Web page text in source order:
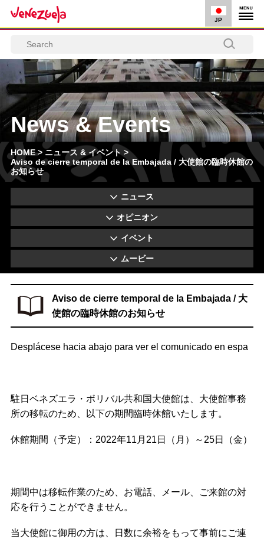
News & Events
JP
HOME> ニュース & イベント >
Aviso de cierre temporal de la Embajada / 大使館の臨時休館の
お知らせ
ニュース
オピニオン
イベント
ムービー
Aviso de cierre temporal de la Embajada / 大
使館の臨時休館のお知らせ
Desplácese hacia abajo para ver el comunicado en espa
駐日ベネズエラ・ボリバル共和国大使館は、大使館事務
所の移転のため、以下の期間臨時休館いたします。
休館期間（予定）：2022年11月21日（月）～25日（金）
期間中は移転作業のため、お電話、メール、ご来館の対
応を行うことができません。
当大使館に御用の方は、日数に余裕をもって事前にご連